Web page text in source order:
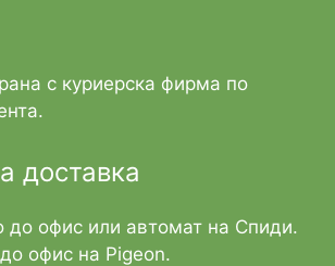
с куриерска фирма по
доставка
до офис или автомат на Спиди.
офис на Pigeon.